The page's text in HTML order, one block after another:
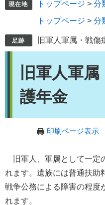
トップページ > 分
トップページ > 分
旧軍人軍属・戦
旧軍人軍
護年金
印刷ページ表示
旧軍人、軍属として一定
れます。遺族には普通扶助
戦争公務による障害の程度
れます。